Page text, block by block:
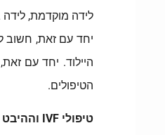
לידה מוקדמת, לידה
יחד עם זאת, חשוב
היילוד. יחד עם
הטיפולים.
טיפולי IVF וההיבט הפסיכולוגי – נפשי